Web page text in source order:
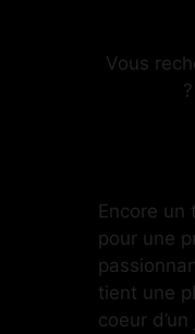
Vous
?
Encore un
pour une
tient une
coeur